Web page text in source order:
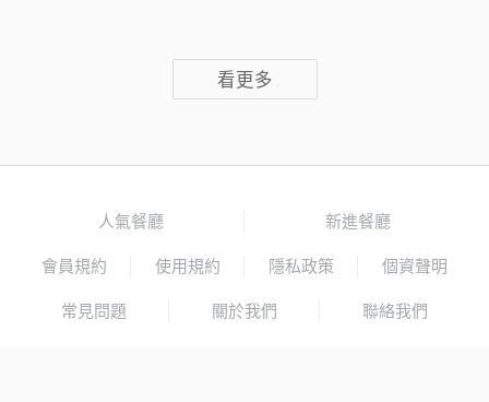
看更多
人氣餐廳 新進餐廳
會員規約 使用規約 隱私政策 個資聲明
常見問題 關於我們 聯絡我們